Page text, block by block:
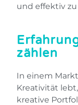
und effektiv
zählen
In einem
Kreativität
kreative